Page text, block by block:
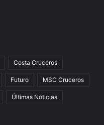
Costa Cruceros
Futuro MSC Cruceros
Últimas Noticias